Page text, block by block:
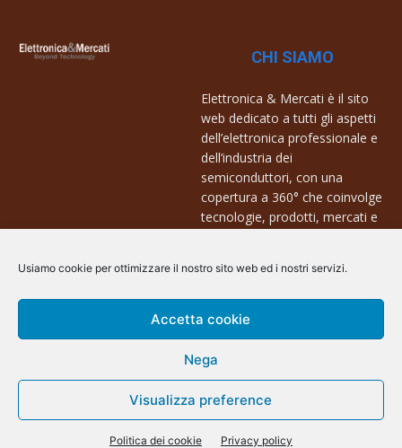
Usiamo cookie per ottimizzare il nostro sito web ed i nostri servizi.
Accetta cookie
Nega
Visualizza preference
Politica dei cookie Privacy policy
CHI SIAMO
Elettronica & Mercati è il sito
web dedicato a tutti gli aspetti
dell’elettronica professionale e
dell’industria dei
semiconduttori, con una
copertura a 360° che coinvolge
tecnologie, prodotti, mercati e
Contatti:
info@arscommunication.it
@ArsCommunication 2023